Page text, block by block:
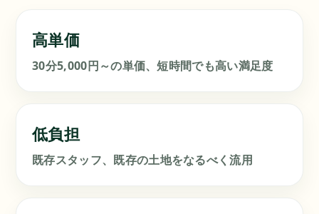
高単価
30分5,000円～の単価、短時間でも高い満足度
低負担
既存スタッフ、既存の土地をなるべく流用